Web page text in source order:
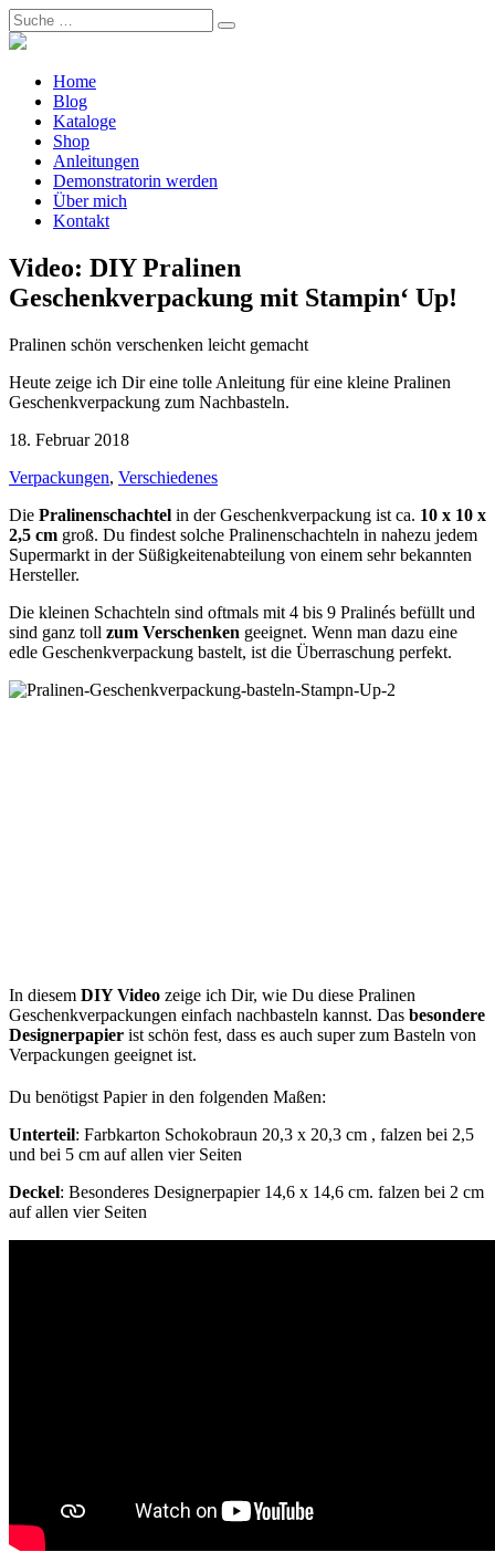
Home
Blog
Kataloge
Shop
Anleitungen
Demonstratorin werden
Über mich
Kontakt
Video: DIY Pralinen
Geschenkverpackung mit Stampin‘ Up!
Pralinen schön verschenken leicht gemacht
Heute zeige ich Dir eine tolle Anleitung für eine kleine Pralinen
Geschenkverpackung zum Nachbasteln.
18. Februar 2018
Verpackungen, Verschiedenes
Die Pralinenschachtel in der Geschenkverpackung ist ca. 10 x 10 x
2,5 cm groß. Du findest solche Pralinenschachteln in nahezu jedem
Supermarkt in der Süßigkeitenabteilung von einem sehr bekannten
Hersteller.
Die kleinen Schachteln sind oftmals mit 4 bis 9 Pralinés befüllt und
sind ganz toll zum Verschenken geeignet. Wenn man dazu eine
edle Geschenkverpackung bastelt, ist die Überraschung perfekt.
In diesem DIY Video zeige ich Dir, wie Du diese Pralinen
Geschenkverpackungen einfach nachbasteln kannst. Das besondere
Designerpapier ist schön fest, dass es auch super zum Basteln von
Verpackungen geeignet ist.
Du benötigst Papier in den folgenden Maßen:
Unterteil: Farbkarton Schokobraun 20,3 x 20,3 cm , falzen bei 2,5
und bei 5 cm auf allen vier Seiten
Deckel: Besonderes Designerpapier 14,6 x 14,6 cm. falzen bei 2 cm
auf allen vier Seiten